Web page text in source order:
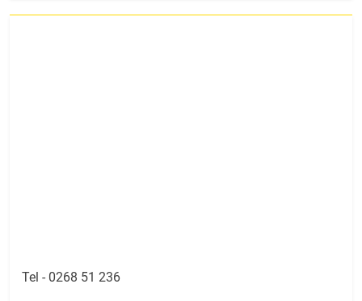
Tel - 0268 51 236